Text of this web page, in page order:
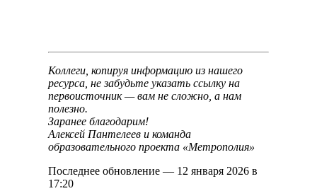
Коллеги, копируя информацию из нашего
ресурса, не забудьте указать ссылку на
первоисточник — вам не сложно, а нам
полезно.
Заранее благодарим!
Алексей Пантелеев и команда
образовательного проекта «Метрополия»
Последнее обновление — 12 января 2026 в
17:20